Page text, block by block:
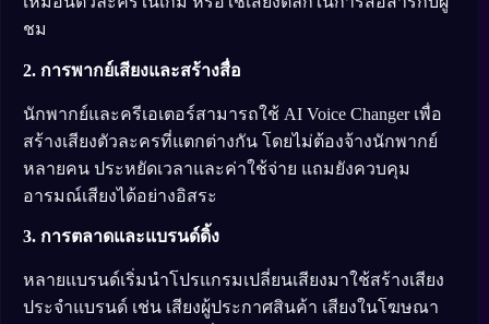
ชม
2. การพากย์เสียงและสร้างสื่อ
นักพากย์และครีเอเตอร์สามารถใช้ AI Voice Changer เพื่อ
สร้างเสียงตัวละครที่แตกต่างกัน โดยไม่ต้องจ้างนักพากย์
หลายคน ประหยัดเวลาและค่าใช้จ่าย แถมยังควบคุม
อารมณ์เสียงได้อย่างอิสระ
3. การตลาดและแบรนด์ดิ้ง
หลายแบรนด์เริ่มนำโปรแกรมเปลี่ยนเสียงมาใช้สร้างเสียง
ประจำแบรนด์ เช่น เสียงผู้ประกาศสินค้า เสียงในโฆษณา